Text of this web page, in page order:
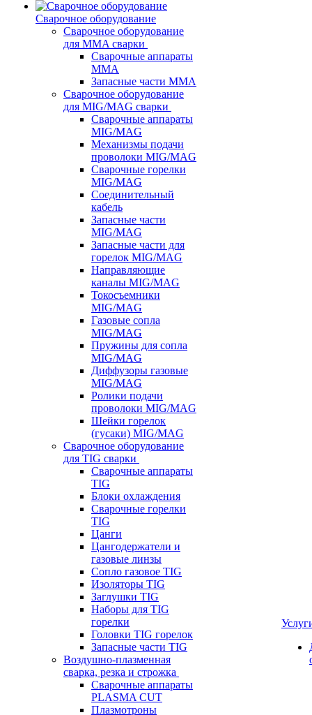
Сварочное оборудование
Сварочное оборудование
для MMA сварки
Сварочные аппараты
MMA
Запасные части MMA
Сварочное оборудование
для MIG/MAG сварки
Сварочные аппараты
MIG/MAG
Механизмы подачи
проволоки MIG/MAG
Сварочные горелки
MIG/MAG
Соединительный
кабель
Запасные части
MIG/MAG
Запасные части для
горелок MIG/MAG
Направляющие
каналы MIG/MAG
Токосъемники
MIG/MAG
Газовые сопла
MIG/MAG
Пружины для сопла
MIG/MAG
Диффузоры газовые
MIG/MAG
Ролики подачи
проволоки MIG/MAG
Шейки горелок
(гусаки) MIG/MAG
Сварочное оборудование
для TIG сварки
Сварочные аппараты
TIG
Блоки охлаждения
Сварочные горелки
TIG
Цанги
Цангодержатели и
газовые линзы
Сопло газовое TIG
Изоляторы TIG
Заглушки TIG
Наборы для TIG
горелки
Головки TIG горелок
Запасные части TIG
Воздушно-плазменная
сварка, резка и строжка
Сварочные аппараты
PLASMA CUT
Плазмотроны